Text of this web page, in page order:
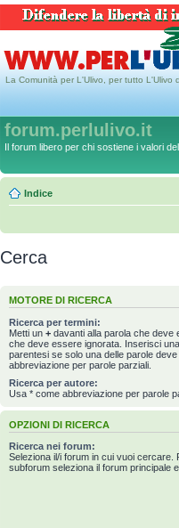
La Comunità per L'Ulivo, per tutto L'Ulivo
forum.perlulivo.it
Il forum libero per chi sostiene i valori
Indice
Cerca
MOTORE DI RICERCA
Ricerca per termini:
Metti un + davanti alla parola che deve
che deve essere ignorata. Inserisci
parentesi se solo una delle parole
abbreviazione per parole parziali.
Ricerca per autore:
Usa * come abbreviazione per parole
OPZIONI DI RICERCA
Ricerca nei forum:
Seleziona il/i forum in cui vuoi
subforum seleziona il forum principale